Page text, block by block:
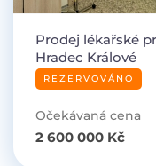
Prodej lékařské
Hradec Králové
REZERVOVÁNO
Očekávaná cena
2 600 000 Kč